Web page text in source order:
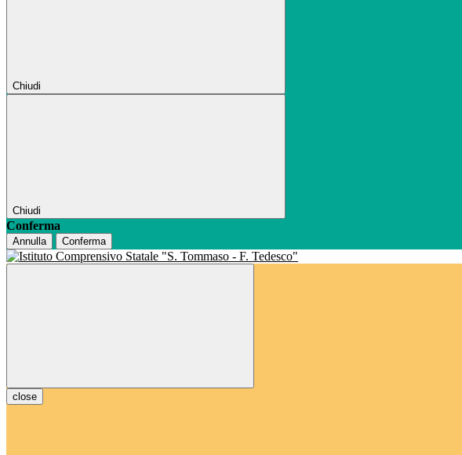
Chiudi
Chiudi
Conferma
Annulla Conferma
close